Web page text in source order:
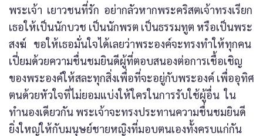
พระเจ้า เยาวชนที่รัก อย่ากลัวหากพระคริสตเจ้าทรงเรียก
เธอให้เป็นนักบวช เป็นนักพรต เป็นธรรมทูต หรือเป็นพระ
สงฆ์ ขอให้เธอมั่นใจได้เลยว่าพระองค์จะทรงทำให้ทุกคน
เปี่ยมด้วยความชื่นชมยินดีผู้ที่ตอบสนองต่อการเชื้อเชิญ
ของพระองค์ให้สละทุกสิ่งเพื่อที่จะอยู่กับพระองค์ เพื่ออุทิศ
ตนด้วยหัวใจที่ไม่ยอมแบ่งให้ใครในการรับใช้ผู้อื่น ใน
ทำนองเดียวกัน พระเจ้าจะทรงประทานความชื่นชมยินดี
ยิ่งใหญ่ให้กับมนุษย์ชายหญิงที่มอบตนเองทั้งครบแก่กัน